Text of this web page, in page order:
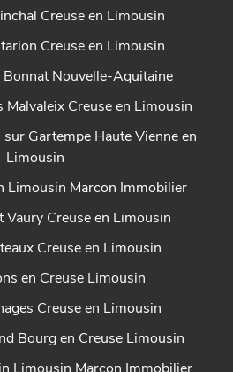
Creuse en Limousin
Creuse en Limousin
Bonnat Nouvelle-Aquitaine
Malvaleix Creuse en Limousin
Gartempe Haute Vienne en
Limousin
Limousin Marcon Immobilier
Vaury Creuse en Limousin
Creuse en Limousin
en Creuse Limousin
Creuse en Limousin
Bourg en Creuse Limousin